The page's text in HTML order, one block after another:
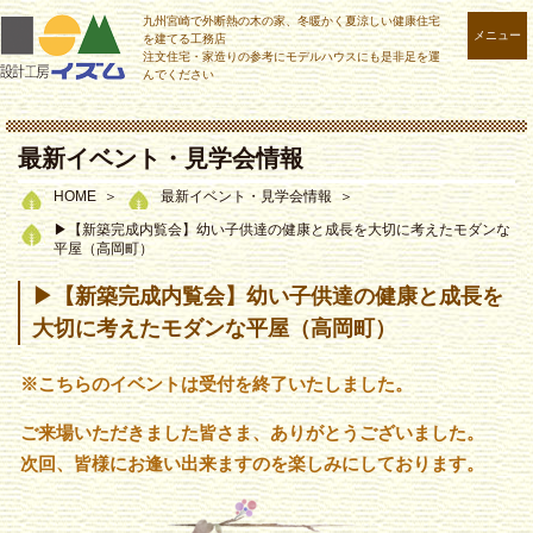
メニュー
九州宮崎で外断熱の木の家、冬暖かく夏涼しい健康住宅
を建てる工務店
注文住宅・家造りの参考にモデルハウスにも是非足を運
んでください
最新イベント・見学会情報
HOME
最新イベント・見学会情報
▶【新築完成内覧会】幼い子供達の健康と成長を大切に考えたモダンな
平屋（高岡町）
▶【新築完成内覧会】幼い子供達の健康と成長を
大切に考えたモダンな平屋（高岡町）
※こちらのイベントは受付を終了いたしました。
ご来場いただきました皆さま、ありがとうございました。
次回、皆様にお逢い出来ますのを楽しみにしております。